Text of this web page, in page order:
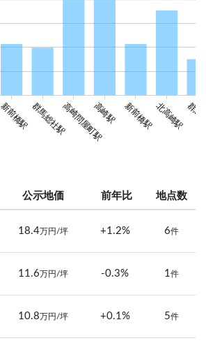
新前橋駅群馬総社駅高崎問屋町駅高崎駅 新前橋駅北高崎駅群
公示地価 前年比 地点数
18.4 万円/坪 +1.2% 6件
11.6 万円/坪 -0.3% 1件
10.8 万円/坪 +0.1% 5件